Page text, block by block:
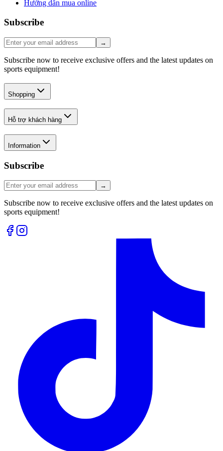
Hướng dẫn mua online
Subscribe
→
Subscribe now to receive exclusive offers and the latest updates on
sports equipment!
Shopping
Hỗ trợ khách hàng
Information
Subscribe
→
Subscribe now to receive exclusive offers and the latest updates on
sports equipment!